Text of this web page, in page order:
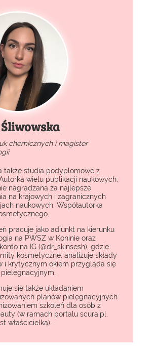
chemicznych i magister
także studia podyplomowe z
wielu publikacji naukowych,
nagradzana za najlepsze
na krajowych i zagranicznych
naukowych. Współautorka
pracuje jako adiunkt na kierunku
na PWSZ w Koninie oraz
na IG (@dr_skinsesh), gdzie
kosmetyczne, analizuje składy
i krytycznym okiem przygląda się
się także układaniem
planów pielęgnacyjnych
szkoleń dla osób z
(w ramach portalu scura.pl,
właścicielką).